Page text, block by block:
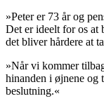
»Peter er 73 år og
Det er ideelt for os at
det bliver hårdere at
»Når vi kommer
hinanden i øjnene og
beslutning.«